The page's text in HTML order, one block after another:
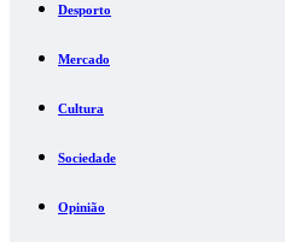
Desporto
Mercado
Cultura
Sociedade
Opinião